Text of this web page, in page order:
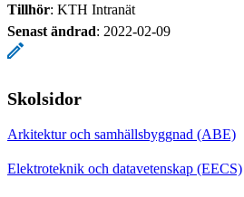
Tillhör: KTH Intranät
Senast ändrad: 2022-02-09
Skolsidor
Arkitektur och samhällsbyggnad (ABE)
Elektroteknik och datavetenskap (EECS)